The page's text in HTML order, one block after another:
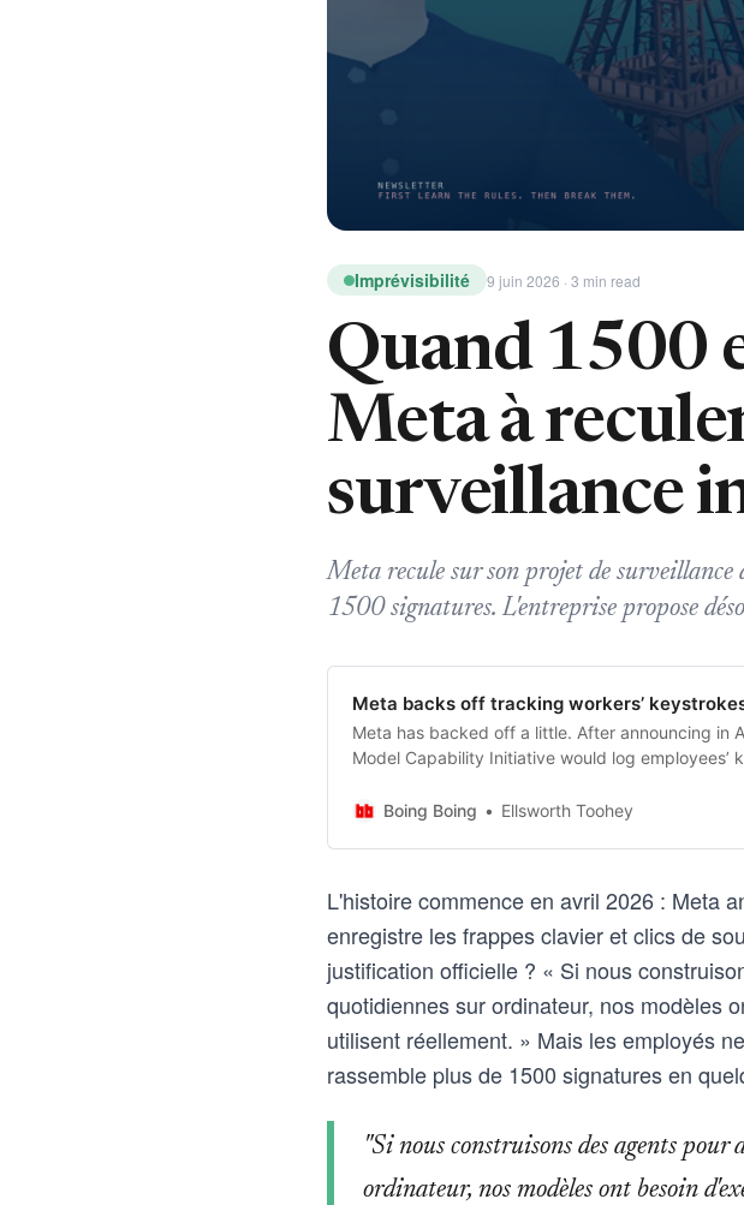
Imprévisibilité 9 juin 2026 · 3 min read
Quand 1500
Meta à
surveillance
Meta recule sur son projet de surveillance
1500 signatures. L'entreprise propose
Meta backs off tracking workers’
Meta has backed off a little. After announcing in
Model Capability Initiative would log employees’
Boing Boing
Ellsworth Toohey
L'histoire commence en avril 2026 : Meta
enregistre les frappes clavier et clics de
justification officielle ? « Si nous
quotidiennes sur ordinateur, nos modèles
utilisent réellement. » Mais les employés
rassemble plus de 1500 signatures en
"Si nous construisons des agents pour
ordinateur, nos modèles ont besoin